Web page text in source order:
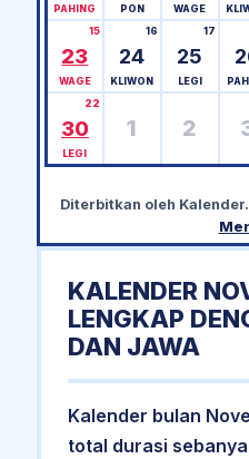
PAHING PON WAGE
23
15
WAGE
24
16
KLIWON
25
17
LEGI
30
22
LEGI
1 2
Diterbitkan oleh
KALENDER
LENGKAP
DAN JAWA
Kalender bulan
total durasi